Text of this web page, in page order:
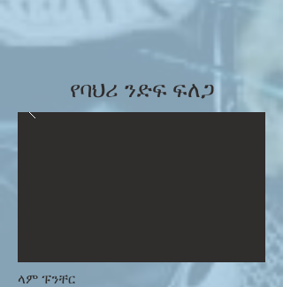
የባህሪ ንድፍ ፍለጋ
ላም ፑንቸር